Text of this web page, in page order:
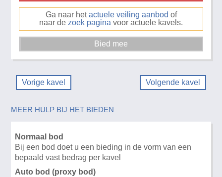
Ga naar hetactuele veiling aanbod of
naar de zoek pagina voor actuele kavels.
Vorige kavel Volgende kavel
MEER HULP BIJ HET BIEDEN
Normaal bod
Bij een bod doet u een bieding in de vorm van een
bepaald vast bedrag per kavel
Auto bod (proxy bod)